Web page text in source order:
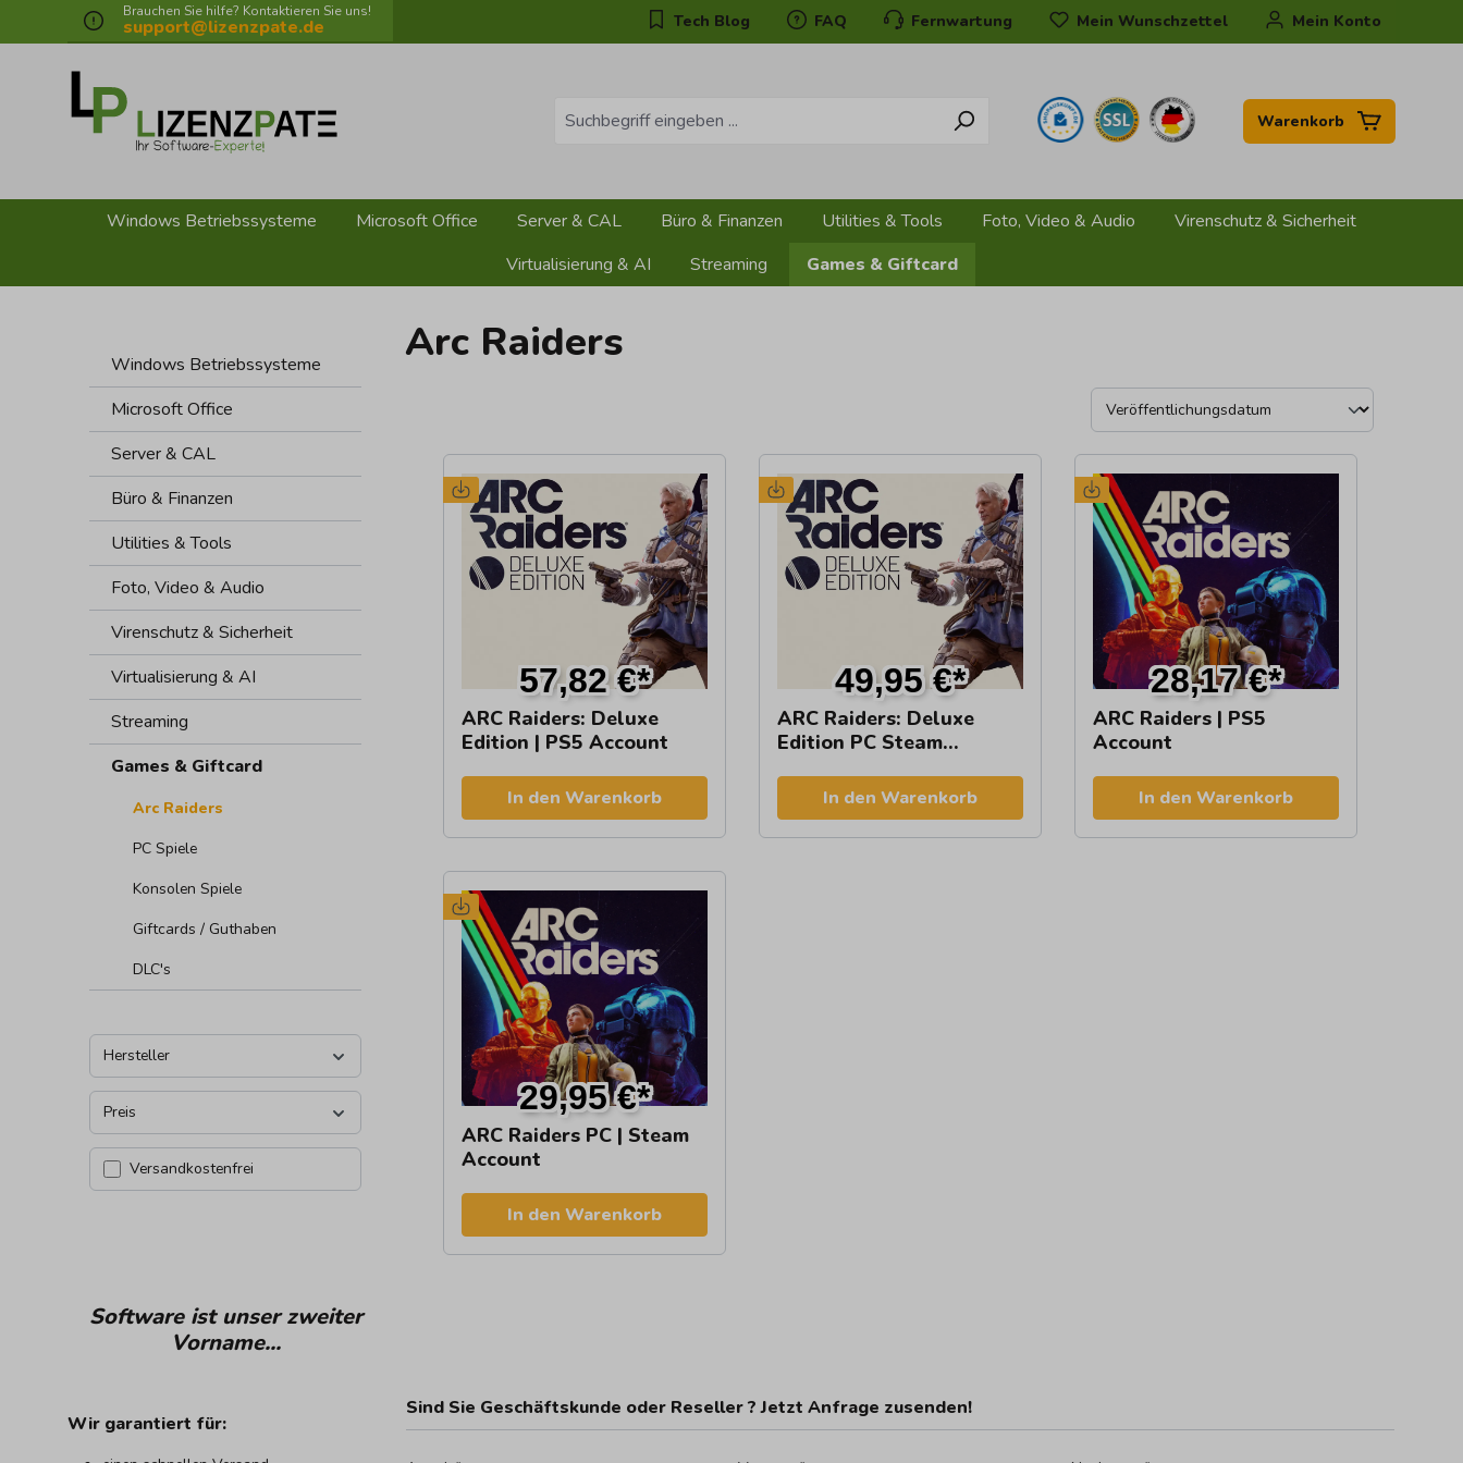
Zur Hauptnavigation springen
Brauchen Sie hilfe? Kontaktieren Sie uns!
support@lizenzpate.de Tech Blog FAQ Fernwartung Mein Wunschzettel Mein Konto
Warenkorb
Windows Betriebssysteme Microsoft Office Server & CAL Büro & Finanzen Utilities & Tools Foto, Video & Audio
Virenschutz & Sicherheit
Virtualisierung & AI
Streaming Games & Giftcard
Windows Betriebssysteme
Microsoft Office
Server & CAL
Büro & Finanzen
Utilities & Tools
Foto, Video & Audio
Virenschutz & Sicherheit
Virtualisierung & AI
Streaming
Games & Giftcard
Arc Raiders
PC Spiele
Konsolen Spiele
Giftcards / Guthaben
DLC's
Hersteller
Preis
Filter hinzufügen: Versandkostenfrei
Versandkostenfrei
Software ist unser zweiter
Vorname...
Wir garantiert für:
Arc Raiders
ARC Raiders: Deluxe
Edition | PS5 Account
57,82 €*
In den Warenkorb
ARC Raiders: Deluxe
Edition PC Steam
49,95 €*
In den Warenkorb
ARC Raiders | PS5
Account
28,17 €*
In den Warenkorb
ARC Raiders PC | Steam
Account
29,95 €*
In den Warenkorb
Sind Sie Geschäftskunde oder Reseller ? Jetzt Anfrage zusenden!